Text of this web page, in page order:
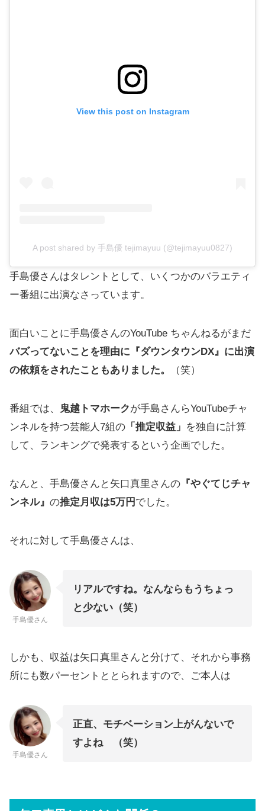
View this post on Instagram
A post shared by 手島優 tejimayuu (@tejimayuu0827)
手島優さんはタレントとして、いくつかのバラエティ
ー番組に出演なさっています。
面白いことに手島優さんのYouTube ちゃんねるがまだ
バズってないことを理由に『ダウンタウンDX』に出演
の依頼をされたこともありました。
（笑）
番組では、 鬼越トマホークが手島さんらYouTubeチャ
ンネルを持つ芸能人7組の 「推定収益」 を独自に計算
して、ランキングで発表するという企画でした。
なんと、手島優さんと矢口真里さんの 『やぐてじチャ
ンネル』 の推定月収は5万円 でした。
それに対して手島優さんは、
手島優さん
リアルですね。なんならもうちょっ
と少ない（笑）
しかも、収益は矢口真里さんと分けて、それから事務
所にも数パーセントととられますので、ご本人は
手島優さん
正直、モチベーション上がんないで
すよね （笑）